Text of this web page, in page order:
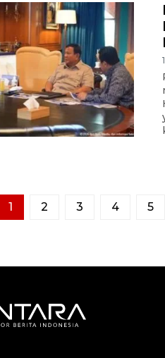
1 2 3 4 5